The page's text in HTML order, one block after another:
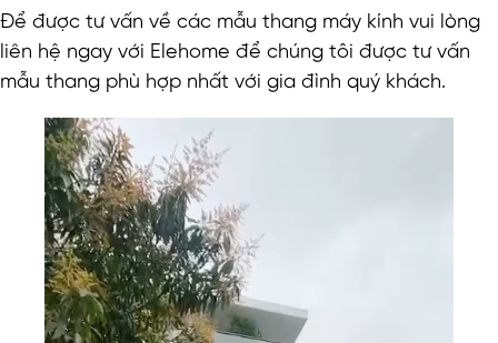
Để được tư vấn về các mẫu thang máy kính vui lòng
liên hệ ngay với Elehome để chúng tôi được tư vấn
mẫu thang phù hợp nhất với gia đình quý khách.